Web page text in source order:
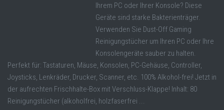
Ihrem PC oder Ihrer Konsole? Diese
Geräte sind starke Bakterienträger.
Verwenden Sie Dust-Off Gaming
Reinigungstücher um Ihren PC oder Ihre
Konsolengeräte sauber zu halten.
Perfekt für: Tastaturen, Mäuse, Konsolen, PC-Gehäuse, Controller,
Joysticks, Lenkräder, Drucker, Scanner, etc. 100% Alkohol-frei! Jetzt in
der aufrechten Frischhalte-Box mit Verschluss-Klappe! Inhalt: 80
Reinigungstücher (alkoholfrei, holzfaserfrei ...